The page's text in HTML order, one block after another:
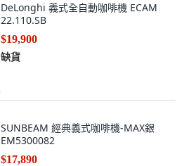
DeLonghi 義式全自動咖啡機 ECAM
22.110.SB
$19,900
缺貨
SUNBEAM 經典義式咖啡機-MAX銀
EM5300082
$17,890